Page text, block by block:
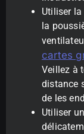
Utiliser
la
cartes
Veillez à
distance
de les
Utiliser